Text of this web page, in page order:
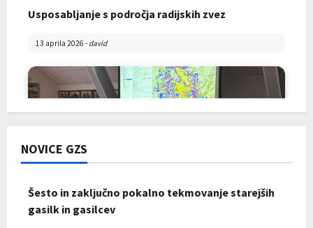
Usposabljanje s področja radijskih zvez
13 aprila 2026 - david
Skupščina Gasilske zveze Mislinjske doline 2026
NOVICE GZS
Šesto in zaključno pokalno tekmovanje starejših
gasilk in gasilcev